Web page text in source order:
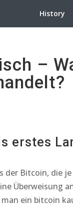
History
–
erstes
der Bitcoin, die
Überweisung
ein bitcoin